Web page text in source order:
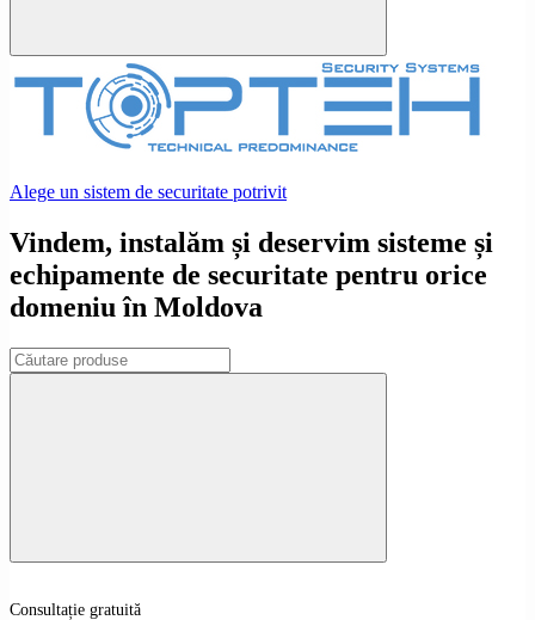
Alege un sistem de securitate potrivit
Vindem, instalăm și deservim sisteme și
echipamente de securitate pentru orice
domeniu în Moldova
Consultație gratuită